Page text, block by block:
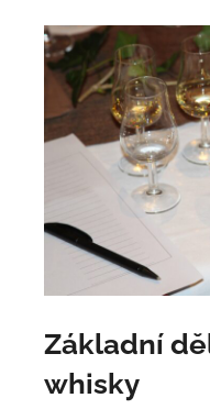
Základní
whisky